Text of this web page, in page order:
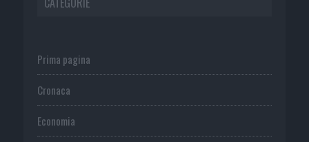
Prima pagina
Cronaca
Economia